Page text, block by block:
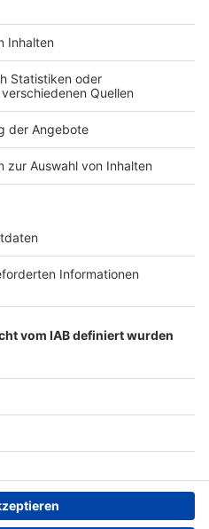
Kontakt
Studio-Hotline
Verkehrs-Hotline
Newsletter